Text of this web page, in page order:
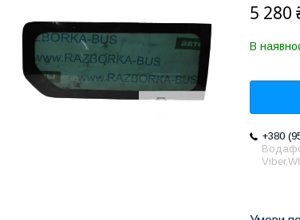
5 280
В
+380